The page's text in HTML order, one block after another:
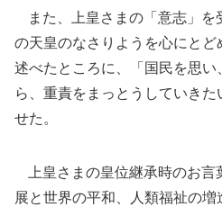
また、上皇さまの「意志」を
の天皇のなさりようを心にと
述べたところに、「国民を思
ら、重責をまっとうしていき
せた。
上皇さまの皇位継承時のお言
展と世界の平和、人類福祉の